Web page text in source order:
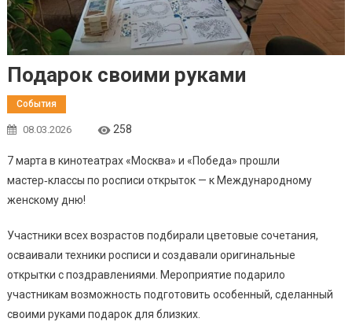
Подарок своими руками
События
08.03.2026 258
7 марта в кинотеатрах «Москва» и «Победа» прошли
мастер‑классы по росписи открыток — к Международному
женскому дню!
Участники всех возрастов подбирали цветовые сочетания,
осваивали техники росписи и создавали оригинальные
открытки с поздравлениями. Мероприятие подарило
участникам возможность подготовить особенный, сделанный
своими руками подарок для близких.